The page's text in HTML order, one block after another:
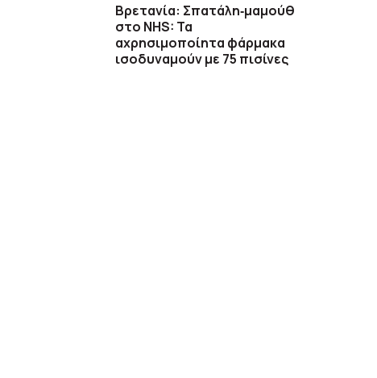
Βρετανία: Σπατάλη‑μαμούθ
στο NHS: Τα
αχρησιμοποίητα φάρμακα
ισοδυναμούν με 75 πισίνες